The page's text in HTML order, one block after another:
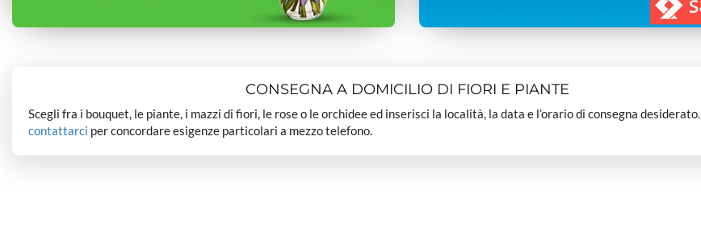
CONSEGNA A DOMICILIO DI FIORI E PIANTE
Scegli fra i bouquet, le piante, i mazzi di fiori, le rose o le orchidee ed inserisci la località, la data e l’orario di consegna desiderato.
contattarci per concordare esigenze particolari a mezzo telefono.